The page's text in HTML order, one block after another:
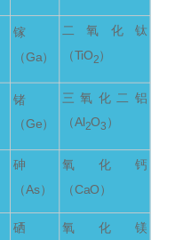
镓
（Ga）
二氧化钛
（TiO2）
锗
（Ge）
三氧化二铝
（Al2O3 ）
砷
（As）
氧化钙
（CaO）
硒 氧化镁